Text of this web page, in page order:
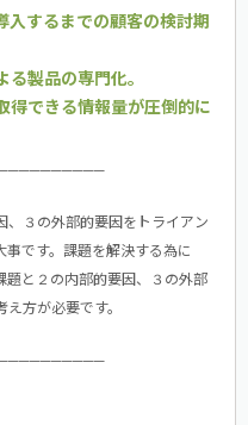
するまでの顧客の検討期
製品の専門化。
得できる情報量が圧倒的に
、３の外部的要因をトライアン
です。課題を解決する為に
題と２の内部的要因、３の外部
方が必要です。